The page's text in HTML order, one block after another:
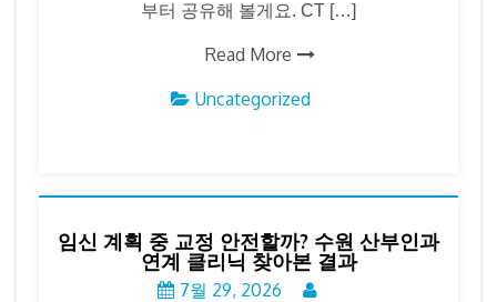
부터 공유해 볼게요. CT […]
Read More
Uncategorized
임신 계획 중 교정 안전할까? 수원 산부인과
연계 클리닉 찾아본 결과
7월 29, 2026